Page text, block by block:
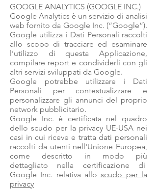
GOOGLE ANALYTICS (GOOGLE INC.)
Google Analytics è un servizio di analisi
web fornito da Google Inc. (“Google”).
Google utilizza i Dati Personali raccolti
allo scopo di tracciare ed esaminare
l’utilizzo di questa Applicazione,
compilare report e condividerli con gli
altri servizi sviluppati da Google.
Google potrebbe utilizzare i Dati
Personali per contestualizzare e
personalizzare gli annunci del proprio
network pubblicitario.
Google Inc. è certificata nel quadro
dello scudo per la privacy UE-USA nei
casi in cui riceve e tratta dati personali
raccolti da utenti nell'Unione Europea,
come descritto in modo più
dettagliato nella certificazione di
Google Inc. relativa alloscudo per la
privacy